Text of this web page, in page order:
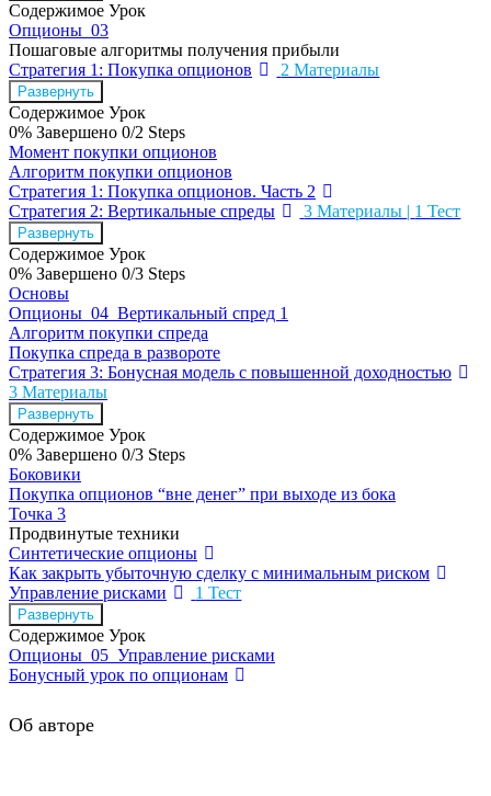
Содержимое Урок
Опционы_03
Пошаговые алгоритмы получения прибыли
Стратегия 1: Покупка опционов
2 Материалы
Развернуть
Содержимое Урок
0% Завершено 0/2 Steps
Момент покупки опционов
Алгоритм покупки опционов
Стратегия 1: Покупка опционов. Часть 2
Стратегия 2: Вертикальные спреды
3 Материалы | 1 Тест
Развернуть
Содержимое Урок
0% Завершено 0/3 Steps
Основы
Опционы_04_Вертикальный спред 1
Алгоритм покупки спреда
Покупка спреда в развороте
Стратегия 3: Бонусная модель с повышенной доходностью
3 Материалы
Развернуть
Содержимое Урок
0% Завершено 0/3 Steps
Боковики
Покупка опционов “вне денег” при выходе из бока
Точка 3
Продвинутые техники
Синтетические опционы
Как закрыть убыточную сделку с минимальным риском
Управление рисками
1 Тест
Развернуть
Содержимое Урок
Опционы_05_Управление рисками
Бонусный урок по опционам
Об авторе